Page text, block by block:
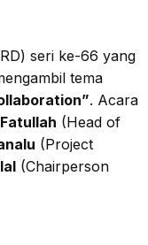
seri ke-66 yang
tema
. Acara
(Head of
(Project
(Chairperson